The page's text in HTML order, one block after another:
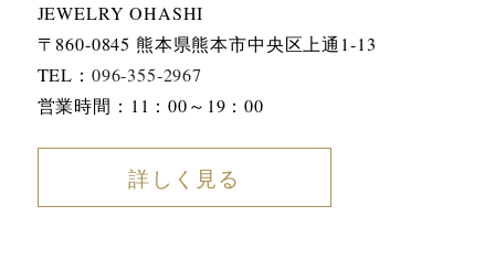
JEWELRY OHASHI
〒860-0845 熊本県熊本市中央区上通1-13
TEL： 096-355-2967
営業時間：11：00～19：00
詳しく見る